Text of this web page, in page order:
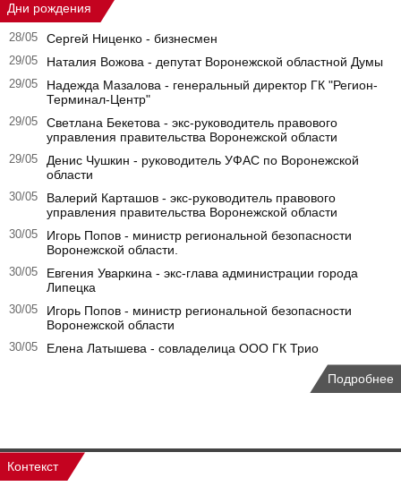
Дни рождения
28/05 Сергей Ниценко - бизнесмен
29/05 Наталия Вожова - депутат Воронежской областной Думы
29/05
Надежда Мазалова - генеральный директор ГК "Регион-
Терминал-Центр"
29/05
Светлана Бекетова - экс-руководитель правового
управления правительства Воронежской области
29/05
Денис Чушкин - руководитель УФАС по Воронежской
области
30/05
Валерий Карташов - экс-руководитель правового
управления правительства Воронежской области
30/05
Игорь Попов - министр региональной безопасности
Воронежской области.
30/05
Евгения Уваркина - экс-глава администрации города
Липецка
30/05
Игорь Попов - министр региональной безопасности
Воронежской области
30/05 Елена Латышева - совладелица ООО ГК Трио
Подробнее
Контекст